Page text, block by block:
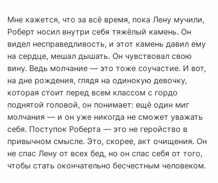
Мне кажется, что за всё время, пока Лену мучили,
Роберт носил внутри себя тяжёлый камень. Он
видел несправедливость, и этот камень давил ему
на сердце, мешал дышать. Он чувствовал свою
вину. Ведь молчание — это тоже соучастие. И вот,
на дне рождения, глядя на одинокую девочку,
которая стоит перед всем классом с гордо
поднятой головой, он понимает: ещё один миг
молчания — и он уже никогда не сможет уважать
себя. Поступок Роберта — это не геройство в
привычном смысле. Это, скорее, акт очищения. Он
не спас Лену от всех бед, но он спас себя от того,
чтобы стать окончательно бесчестным человеком.